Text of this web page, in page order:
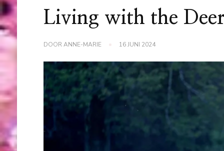
Living with the
DOORANNE-MARIE 16 JUNI 2024